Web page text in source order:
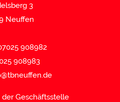
3
Neuffen
908982
908983
Geschäftsstelle